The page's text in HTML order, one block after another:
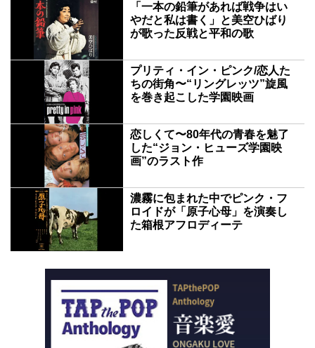
「一本の鉛筆があれば戦争はい
やだと私は書く」と美空ひばり
が歌った反戦と平和の歌
プリティ・イン・ピンク/恋人た
ちの街角〜“リングレッツ”旋風
を巻き起こした学園映画
恋しくて〜80年代の青春を魅了
した“ジョン・ヒューズ学園映
画”のラスト作
濃霧に包まれた中でピンク・フ
ロイドが「原子心母」を演奏し
た箱根アフロディーテ